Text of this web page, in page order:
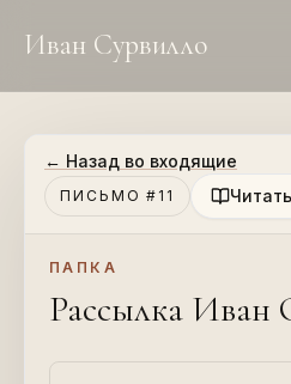
Иван Сурвилло
← Назад во входящие
ПИСЬМО #11
ПАПКА
Рассылка Иван